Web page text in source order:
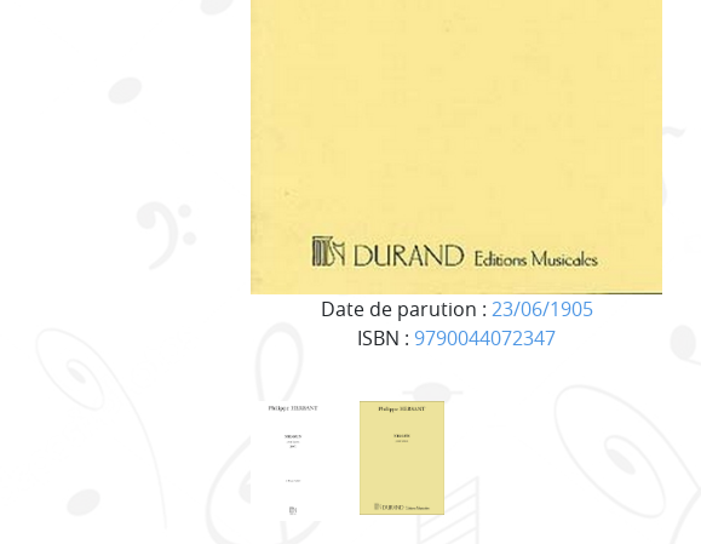
Date de parution : 23/06/1905
ISBN : 9790044072347